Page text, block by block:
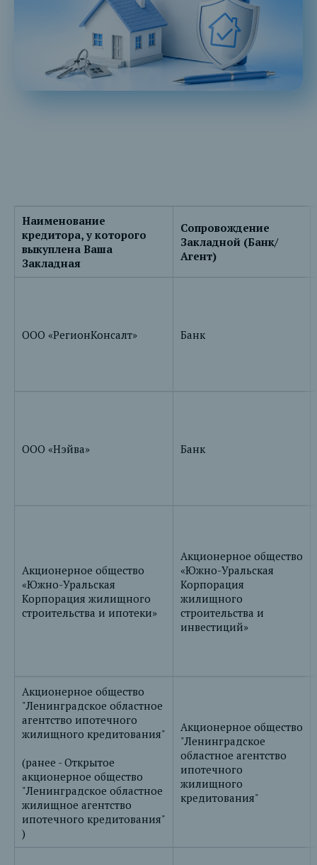
Наименование
кредитора, у которого
выкуплена Ваша
Закладная
Сопровождение
Закладной (Банк/
Агент)
ООО «РегионКонсалт» Банк
ООО «Нэйва» Банк
Акционерное общество
«Южно-Уральская
Корпорация жилищного
строительства и ипотеки»
Акционерное общество
«Южно-Уральская
Корпорация
жилищного
строительства и
инвестиций»
Акционерное общество
"Ленинградское областное
агентство ипотечного
жилищного кредитования"
(ранее - Открытое
акционерное общество
"Ленинградское областное
жилищное агентство
ипотечного кредитования"
)
Акционерное общество
"Ленинградское
областное агентство
ипотечного
жилищного
кредитования"